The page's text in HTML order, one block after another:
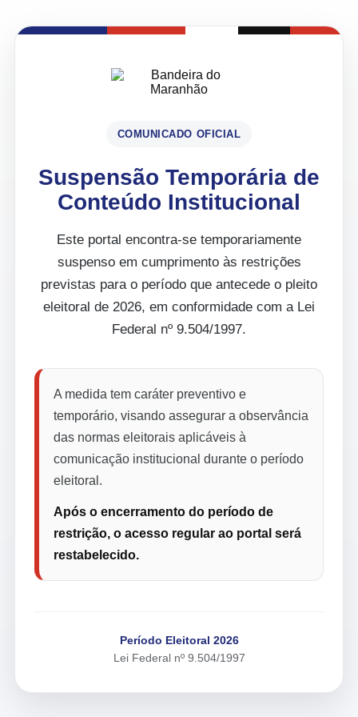
COMUNICADO OFICIAL
Suspensão Temporária de
Conteúdo Institucional
Este portal encontra-se temporariamente
suspenso em cumprimento às restrições
previstas para o período que antecede o pleito
eleitoral de 2026, em conformidade com a Lei
Federal nº 9.504/1997.
A medida tem caráter preventivo e
temporário, visando assegurar a observância
das normas eleitorais aplicáveis à
comunicação institucional durante o período
eleitoral.
Após o encerramento do período de
restrição, o acesso regular ao portal será
restabelecido.
Período Eleitoral 2026
Lei Federal nº 9.504/1997